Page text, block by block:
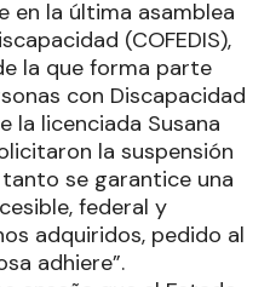
en la última asamblea
(COFEDIS),
la que forma parte
con Discapacidad
la licenciada Susana
la suspensión
se garantice una
federal y
adquiridos, pedido al
adhiere”.